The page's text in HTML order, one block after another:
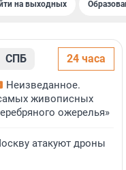
на выходных
СПБ 24 часа
Неизведанное.
живописных
ожерелья»
атакуют дроны